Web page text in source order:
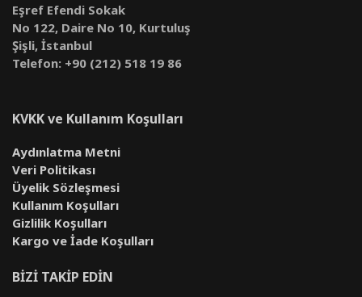
Eşref Efendi Sokak
No 122, Daire No 10, Kurtuluş
Şişli, İstanbul
Telefon: +90 (212) 518 19 86
KVKK ve Kullanım Koşulları
Aydınlatma Metni
Veri Politikası
Üyelik Sözleşmesi
Kullanım Koşulları
Gizlilik Koşulları
Kargo ve İade Koşulları
BİZİ TAKİP EDİN